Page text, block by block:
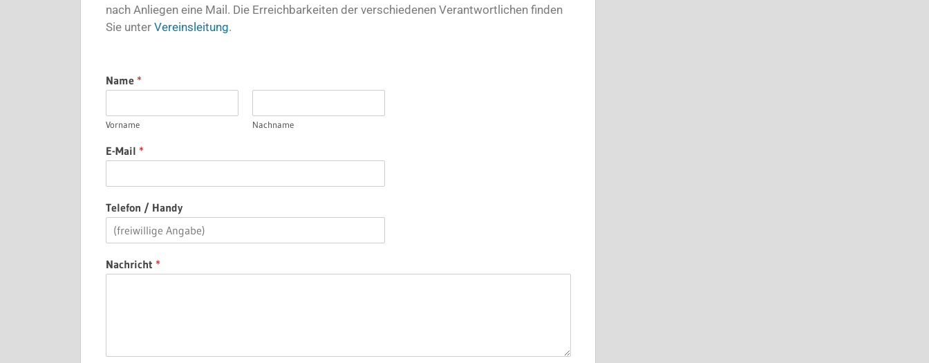
nach Anliegen eine Mail. Die Erreichbarkeiten der verschiedenen Verantwortlichen finden
Sie unter Vereinsleitung.
Name *
Vorname Nachname
E-Mail *
Telefon / Handy
Nachricht *